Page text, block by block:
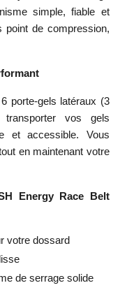
simple, fiable et
point de compression,
porte-gels latéraux (3
vos gels
et accessible. Vous
en maintenant votre
Energy Race Belt
votre dossard
de serrage solide